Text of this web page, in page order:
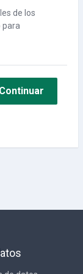
de los
para
Continuar